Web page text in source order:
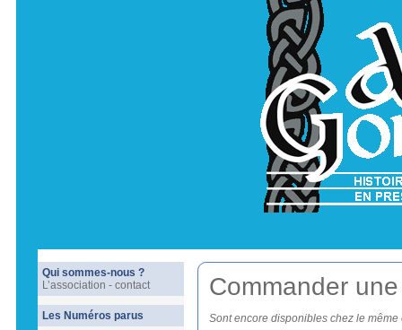
Qui sommes-nous ?
L’association - contact
Les Numéros parus
Commander
Sont encore disponibles chez le même